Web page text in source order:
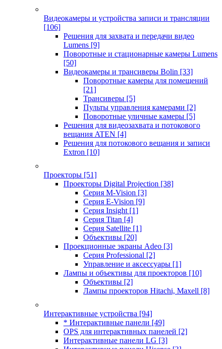
Видеокамеры и устройства записи и трансляции
[106]
Решения для захвата и передачи видео
Lumens [9]
Поворотные и стационарные камеры Lumens
[50]
Видеокамеры и трансиверы Bolin [33]
Поворотные камеры для помещений
[21]
Трансиверы [5]
Пульты управления камерами [2]
Поворотные уличные камеры [5]
Решения для видеозахвата и потокового
вещания ATEN [4]
Решения для потокового вещания и записи
Extron [10]
Проекторы [51]
Проекторы Digital Projection [38]
Серия M-Vision [3]
Серия E-Vision [9]
Серия Insight [1]
Серия Titan [4]
Серия Satellite [1]
Объективы [20]
Проекционные экраны Adeo [3]
Серия Professional [2]
Управление и аксессуары [1]
Лампы и объективы для проекторов [10]
Объективы [2]
Лампы проекторов Hitachi, Maxell [8]
Интерактивные устройства [94]
* Интерактивные панели [49]
OPS для интерактивных панелей [2]
Интерактивные панели LG [3]